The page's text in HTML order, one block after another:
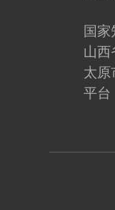
国家
山
太
平台